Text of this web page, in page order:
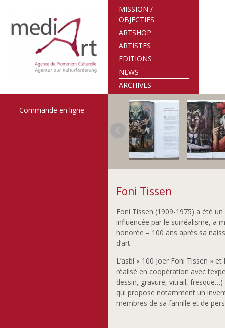
MISSION /
OBJECTIFS
ARTSHOP
ARTISTES
EDITIONS
NEWS
ARCHIVES
Foni Tissen
Foni Tissen (1909-1975) a été
influencée par le surréalisme, a
honorée – 100 ans après sa
d’art.
L’asbl « 100 Joer Foni Tissen »
réalisé en coopération avec
dessin, gravure, vitrail,
qui propose notamment un
membres de sa famille et de
Commande en ligne